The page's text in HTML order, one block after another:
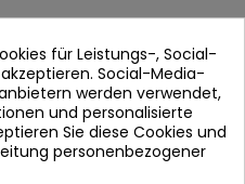
für Leistungs-, Social-
Social-Media-
werden verwendet,
und personalisierte
Sie diese Cookies und
personenbezogener